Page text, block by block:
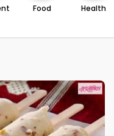
Food Health